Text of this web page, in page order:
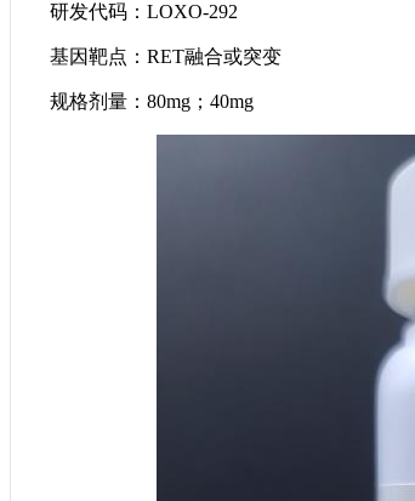
研发代码：LOXO-292
基因靶点：RET融合或突变
规格剂量：80mg；40mg